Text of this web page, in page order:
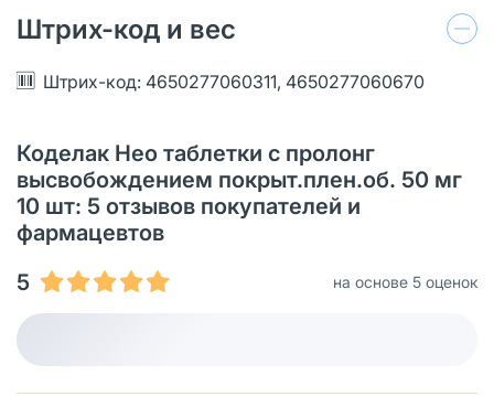
Штрих-код и вес
Штрих-код: 4650277060311, 4650277060670
Коделак Нео таблетки с пролонг
высвобождением покрыт.плен.об. 50 мг
10 шт: 5 отзывов покупателей и
фармацевтов
5
на основе 5 оценок